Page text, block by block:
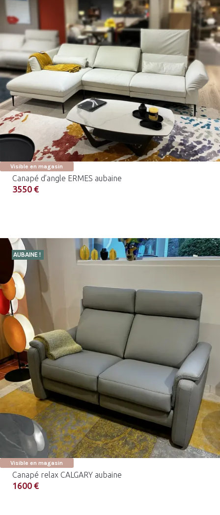
Visible en magasin
Canapé d’angle ERMES aubaine
3550 €
AUBAINE !
Visible en magasin
Canapé relax CALGARY aubaine
1600 €